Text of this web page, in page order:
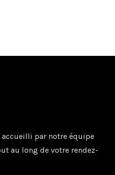
accueilli par notre équipe
au long de votre rendez-